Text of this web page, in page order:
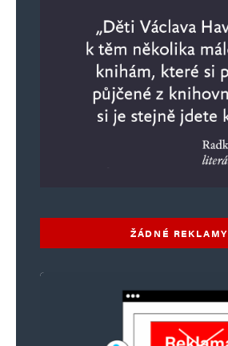
ŽÁDNÉ REKLAMY